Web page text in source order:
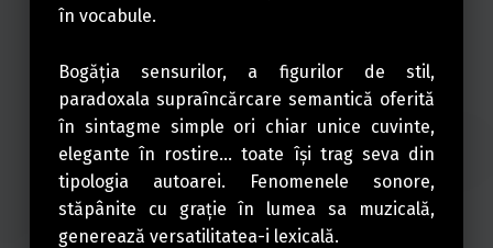
în vocabule.
Bogăţia sensurilor, a figurilor de stil,
paradoxala supraîncărcare semantică oferită
în sintagme simple ori chiar unice cuvinte,
elegante în rostire… toate îşi trag seva din
tipologia autoarei. Fenomenele sonore,
stăpânite cu graţie în lumea sa muzicală,
generează versatilitatea-i lexicală.